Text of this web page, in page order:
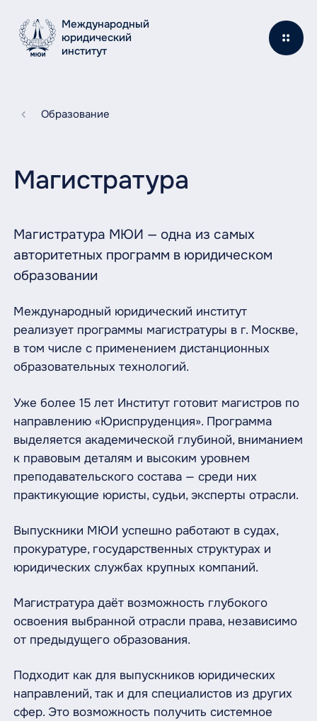
Международный
юридический
институт
Образование
Магистратура
Магистратура МЮИ — одна из самых
авторитетных программ в юридическом
образовании
Международный юридический институт
реализует программы магистратуры в г. Москве,
в том числе с применением дистанционных
образовательных технологий.
Уже более 15 лет Институт готовит магистров по
направлению «Юриспруденция». Программа
выделяется академической глубиной, вниманием
к правовым деталям и высоким уровнем
преподавательского состава — среди них
практикующие юристы, судьи, эксперты отрасли.
Выпускники МЮИ успешно работают в судах,
прокуратуре, государственных структурах и
юридических службах крупных компаний.
Магистратура даёт возможность глубокого
освоения выбранной отрасли права, независимо
от предыдущего образования.
Подходит как для выпускников юридических
направлений, так и для специалистов из других
сфер. Это возможность получить системное